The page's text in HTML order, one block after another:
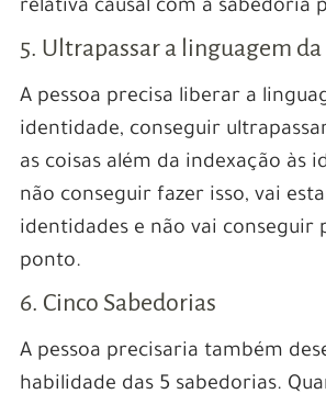
relativa causal com a sabedoria
5. Ultrapassar a linguagem
A pessoa precisa liberar a
identidade, conseguir
as coisas além da indexação às
não conseguir fazer isso, vai
identidades e não vai conseguir
ponto.
6. Cinco Sabedorias
A pessoa precisaria também
habilidade das 5 sabedorias.